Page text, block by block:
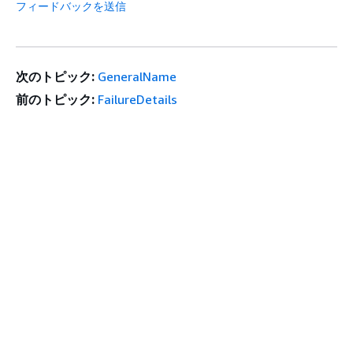
フィードバックを送信
次のトピック: GeneralName
前のトピック: FailureDetails